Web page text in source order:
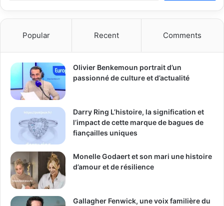
h
r
:
Popular Recent Comments
Olivier Benkemoun portrait d’un
passionné de culture et d’actualité
Darry Ring L’histoire, la signification et
l’impact de cette marque de bagues de
fiançailles uniques
Monelle Godaert et son mari une histoire
d’amour et de résilience
Gallagher Fenwick, une voix familière du